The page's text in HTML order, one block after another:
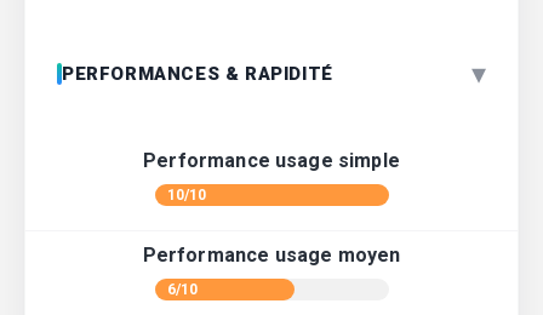
PERFORMANCES & RAPIDITÉ ▾
Performance usage simple
10/10
Performance usage moyen
6/10